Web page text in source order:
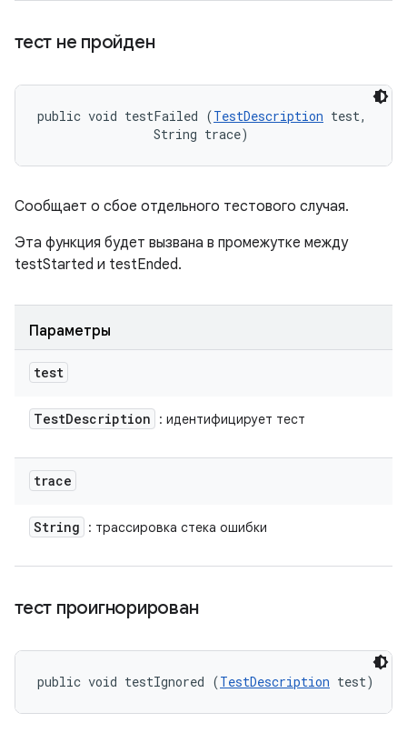
тест не пройден
public void testFailed (TestDescription test,
                String trace)
Сообщает о сбое отдельного тестового случая.
Эта функция будет вызвана в промежутке между
testStarted и testEnded.
Параметры
test
TestDescription : идентифицирует тест
trace
String : трассировка стека ошибки
тест проигнорирован
public void testIgnored (TestDescription test)